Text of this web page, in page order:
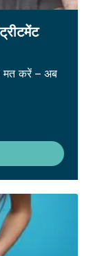
मत करें – अब